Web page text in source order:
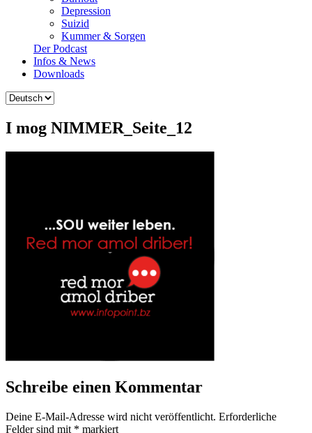
Depression
Suizid
Kummer & Sorgen
Der Podcast
Infos & News
Downloads
Sprache
I mog NIMMER_Seite_12
Schreibe einen Kommentar
Deine E-Mail-Adresse wird nicht veröffentlicht. Erforderliche
Felder sind mit * markiert